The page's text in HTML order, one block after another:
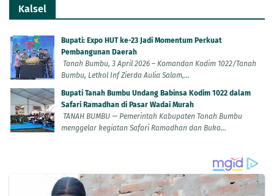
Kalsel
Bupati: Expo HUT ke-23 Jadi Momentum Perkuat
Pembangunan Daerah
Tanah Bumbu, 3 April 2026 – Komandan Kodim 1022/Tanah
Bumbu, Letkol Inf Zierda Aulia Salam,...
Bupati Tanah Bumbu Undang Babinsa Kodim 1022 dalam
Safari Ramadhan di Pasar Wadai Murah
TANAH BUMBU — Pemerintah Kabupaten Tanah Bumbu
menggelar kegiatan Safari Ramadhan dan Buka...